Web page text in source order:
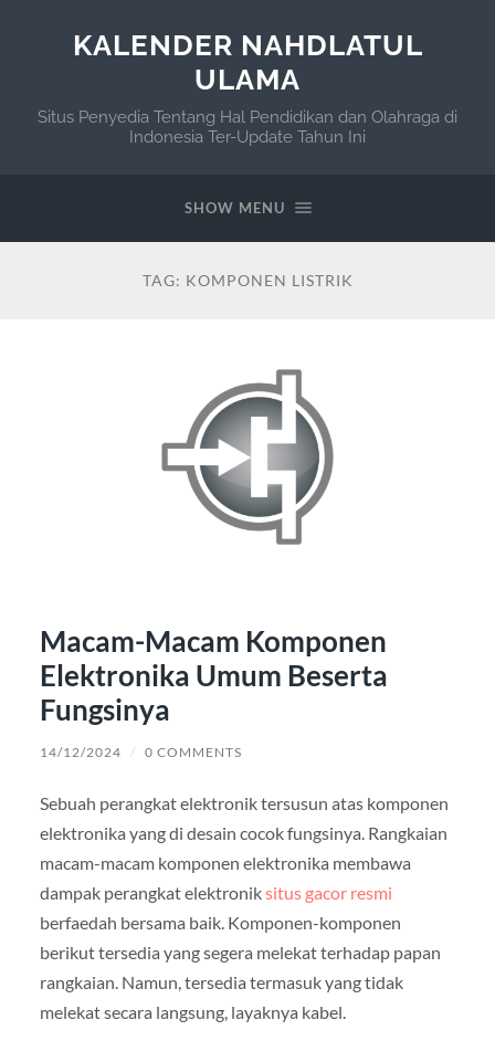
KALENDER NAHDLATUL
ULAMA
Situs Penyedia Tentang Hal Pendidikan dan Olahraga di
Indonesia Ter-Update Tahun Ini
SHOW MENU
TAG: KOMPONEN LISTRIK
Macam-Macam Komponen
Elektronika Umum Beserta
Fungsinya
14/12/2024 / 0 COMMENTS
Sebuah perangkat elektronik tersusun atas komponen
elektronika yang di desain cocok fungsinya. Rangkaian
macam-macam komponen elektronika membawa
dampak perangkat elektroniksitus gacor resmi
berfaedah bersama baik. Komponen-komponen
berikut tersedia yang segera melekat terhadap papan
rangkaian. Namun, tersedia termasuk yang tidak
melekat secara langsung, layaknya kabel.